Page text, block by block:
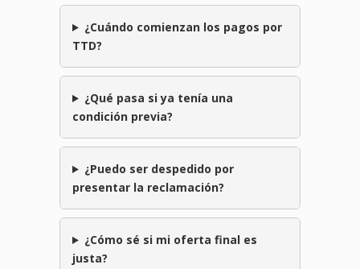
¿Cuándo comienzan los pagos por
TTD?
¿Qué pasa si ya tenía una
condición previa?
¿Puedo ser despedido por
presentar la reclamación?
¿Cómo sé si mi oferta final es
justa?